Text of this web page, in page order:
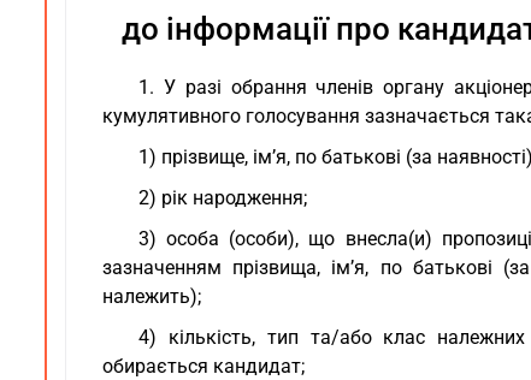
до інформації про
1. У разі обрання членів органу
кумулятивного голосування зазначається
1) прізвище, ім’я, по батькові (за
2) рік народження;
3) особа (особи), що внесла(и)
зазначенням прізвища, ім’я, по батькові
належить);
4) кількість, тип та/або клас
обирається кандидат;